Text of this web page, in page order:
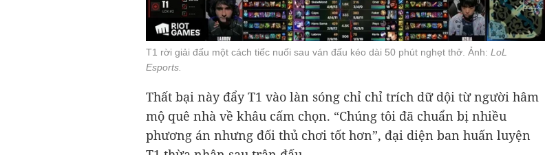
T1 rời giải đấu một cách tiếc nuối sau ván đấu kéo dài 50 phút nghẹt thở. Ảnh: LoL
Esports.
Thất bại này đẩy T1 vào làn sóng chỉ chỉ trích dữ dội từ người hâm
mộ quê nhà về khâu cấm chọn. “Chúng tôi đã chuẩn bị nhiều
phương án nhưng đối thủ chơi tốt hơn”, đại diện ban huấn luyện